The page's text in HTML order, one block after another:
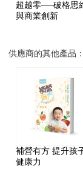
超越零──破格思
與商業創新
供應商的其他產品：
補營有方 提升孩
健康力